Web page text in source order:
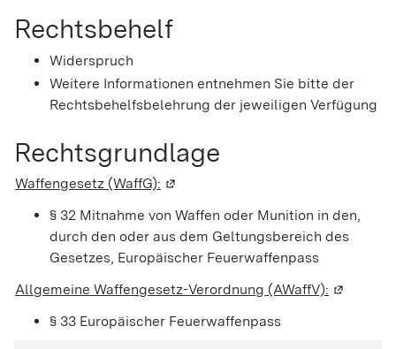
Rechtsbehelf
Widerspruch
Weitere Informationen entnehmen Sie bitte der
Rechtsbehelfsbelehrung der jeweiligen Verfügung
Rechtsgrundlage
Waffengesetz (WaffG): (Wird in einem neuen Fenster
§ 32 Mitnahme von Waffen oder Munition in den,
durch den oder aus dem Geltungsbereich des
Gesetzes, Europäischer Feuerwaffenpass
Allgemeine Waffengesetz-Verordnung (AWaffV): (Wird in
§ 33 Europäischer Feuerwaffenpass